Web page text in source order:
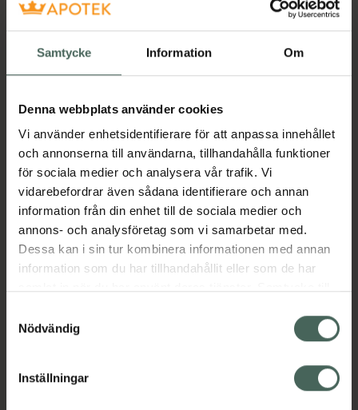
Samtycke Information Om
Denna webbplats använder cookies
Vi använder enhetsidentifierare för att anpassa innehållet
och annonserna till användarna, tillhandahålla funktioner
för sociala medier och analysera vår trafik. Vi
vidarebefordrar även sådana identifierare och annan
information från din enhet till de sociala medier och
annons- och analysföretag som vi samarbetar med.
Dessa kan i sin tur kombinera informationen med annan
information som du har tillhandahållit eller som de har
återkalla ditt samtycke via webbplatsens
cookieinställningar. Ett återkallat samtycke påverkar inte
lagligheten av behandling som skett innan återkallelsen.
Nödvändig
Inställningar
Köp via ditt recept
Aktuella erbjudanden
Beskrivning Dölj
Läs alltid bipacksedeln innan
användning.
EAN:
07046264633342
Bipacksedel från FASS Visa